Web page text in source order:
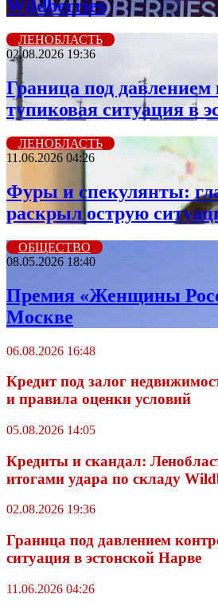
Wildberries
ЛЕНОБЛАСТЬ
02.08.2026 19:36
Граница под давлением
тупиковая ситуация в
ЛЕНОБЛАСТЬ
11.06.2026 04:26
Фуры и спекулянты:
раскрыл острую
ОБЩЕСТВО
08.05.2026 18:40
Премия «Женщины
Москве
06.08.2026 16:48
Кредит под залог
и правила оценки условий
05.08.2026 14:05
Кредиты и скандал:
итогами удара по складу
02.08.2026 19:36
Граница под давлением
ситуация в эстонской Нарве
11.06.2026 04:26